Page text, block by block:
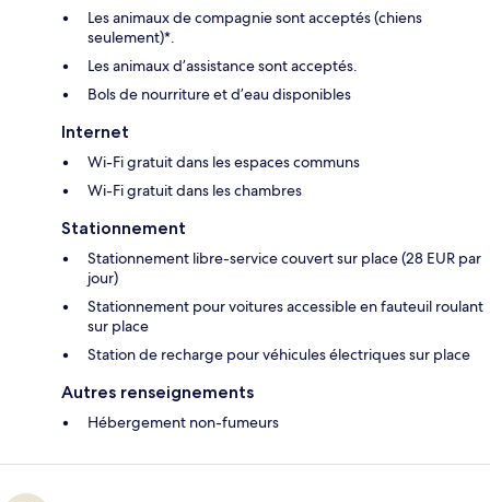
Les animaux de compagnie sont acceptés (chiens
seulement)*.
Les animaux d’assistance sont acceptés.
Bols de nourriture et d’eau disponibles
Internet
Wi-Fi gratuit dans les espaces communs
Wi-Fi gratuit dans les chambres
Stationnement
Stationnement libre-service couvert sur place (28 EUR par
jour)
Stationnement pour voitures accessible en fauteuil roulant
sur place
Station de recharge pour véhicules électriques sur place
Autres renseignements
Hébergement non-fumeurs